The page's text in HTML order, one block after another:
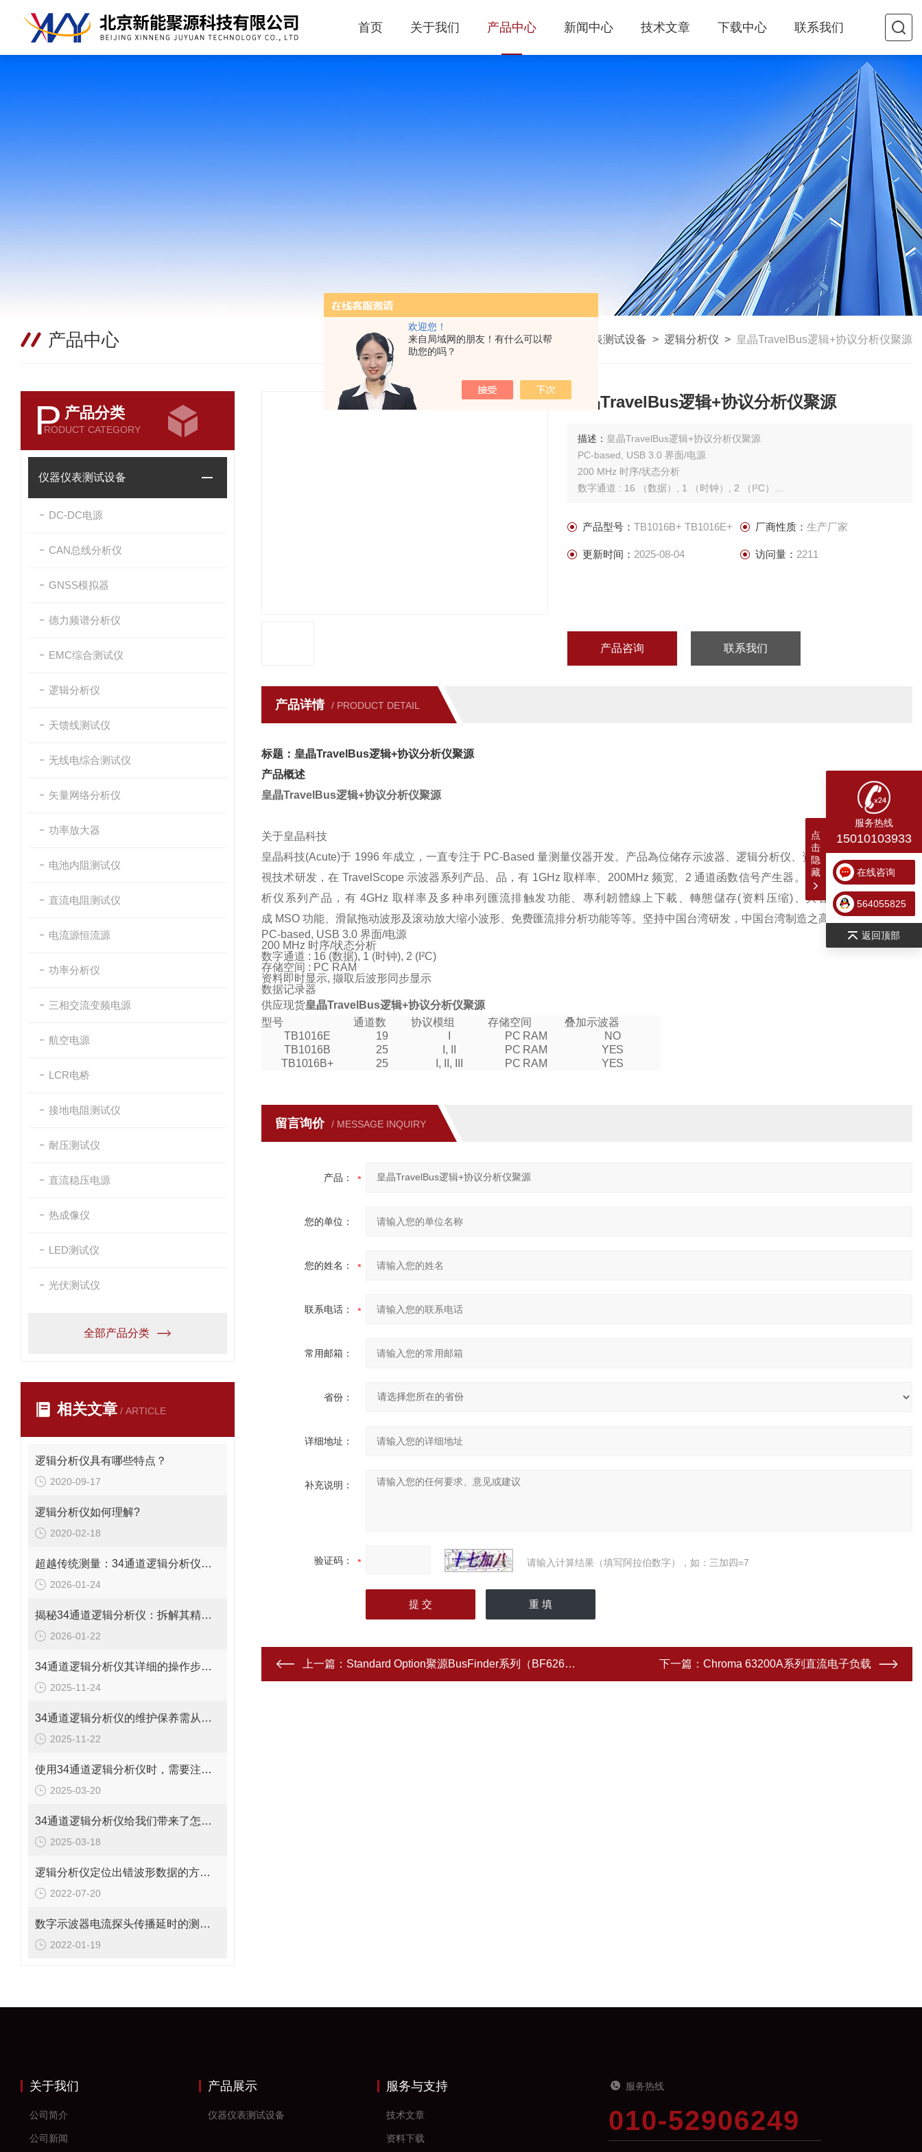
欢迎您！
来自局域网的朋友！有什么可以帮
助您的吗？
首页 关于我们 产品中心 新闻中心 技术文章 下载中心 联系我们
产品中心 我的位置：首页>产品中心> 仪器仪表测试设备 > 逻辑分析仪 > 皇晶TravelBus逻辑+协议分析仪聚源
P 产品分类
RODUCT CATEGORY
仪器仪表测试设备
DC-DC电源
CAN总线分析仪
GNSS模拟器
德力频谱分析仪
EMC综合测试仪
逻辑分析仪
天馈线测试仪
无线电综合测试仪
矢量网络分析仪
功率放大器
电池内阻测试仪
直流电阻测试仪
电流源恒流源
功率分析仪
三相交流变频电源
航空电源
LCR电桥
接地电阻测试仪
耐压测试仪
直流稳压电源
热成像仪
LED测试仪
光伏测试仪
全部产品分类
相关文章 / ARTICLE
逻辑分析仪具有哪些特点？
2020-09-17
逻辑分析仪如何理解?
2020-02-18
超越传统测量：34通道逻辑分析仪的五大震撼应用！
2026-01-24
揭秘34通道逻辑分析仪：拆解其精密构造与功能
2026-01-22
34通道逻辑分析仪其详细的操作步骤分别是什么？
2025-11-24
34通道逻辑分析仪的维护保养需从以下方面入手
2025-11-22
使用34通道逻辑分析仪时，需要注意以下多个方面
2025-03-20
34通道逻辑分析仪给我们带来了怎样的特点呢？
2025-03-18
逻辑分析仪定位出错波形数据的方法说明
2022-07-20
数字示波器电流探头传播延时的测量方法是什么?
2022-01-19
皇晶TravelBus逻辑+协议分析仪聚源
描述： 皇晶TravelBus逻辑+协议分析仪聚源
PC-based, USB 3.0 界面/电源
200 MHz 时序/状态分析
数字通道 : 16 （数据）, 1 （时钟）, 2 （I²C）
资料即时显示, 撷取后波形同步显示
供应现货中国台湾皇晶科技Acute TB1016B+逻辑分析仪+协议
产品型号：TB1016B+ TB1016E+ 厂商性质： 生产厂家
更新时间： 2025-08-04 访问量： 2211
产品咨询 联系我们
产品详情 / PRODUCT DETAIL
标题：皇晶TravelBus逻辑+协议分析仪聚源
产品概述
皇晶TravelBus逻辑+协议分析仪聚源
关于皇晶科技
皇晶科技(Acute)于 1996 年成立，一直专注于 PC-Based 量测量仪器开发。产品為位储存示波器、逻辑分析仪、资料产生器。本公司重
視技术研发，在 TravelScope 示波器系列产品、品，有 1GHz 取样率、200MHz 频宽、2 通道函数信号产生器。在 TravelLogic 逻辑分
析仪系列产品，有 4GHz 取样率及多种串列匯流排触发功能、專利韌體線上下載、轉態儲存(资料压缩)、與各廠牌示波器堆叠
成 MSO 功能、滑鼠拖动波形及滚动放大缩小波形、免费匯流排分析功能等等。坚持中国台湾研发，中国台湾制造之高品质量測儀器。
PC-based, USB 3.0 界面/电源
200 MHz 时序/状态分析
数字通道 : 16 (数据), 1 (时钟), 2 (I²C)
存储空间 : PC RAM
资料即时显示, 撷取后波形同步显示
数据记录器
供应现货皇晶TravelBus逻辑+协议分析仪聚源
型号
通道数 协议模组 存储空间
叠加示波器
TB1016E
19 PC RAM
NO
TB1016B
25 I, II PC RAM
YES
TB1016B+
25 I, II, III PC RAM YES
留言询价 / MESSAGE INQUIRY
产品：
您的单位：
您的姓名：
联系电话：
常用邮箱：
省份：
详细地址：
补充说明：
验证码： 请输入计算结果（填写阿拉伯数字），如：三加四=7
上一篇： Standard Option聚源BusFinder系列（BF6264B）逻辑分析仪 下一篇： Chroma 63200A系列直流电子负载
关于我们
公司简介
公司新闻
产品展示
仪器仪表测试设备
服务与支持
技术文章
资料下载
服务热线
010-52906249
服务热线
15010103933
在线咨询
564055825
返回顶部
点
击
隐
藏